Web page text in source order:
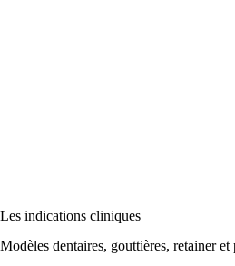
Les indications cliniques
Modèles dentaires, gouttières, retainer